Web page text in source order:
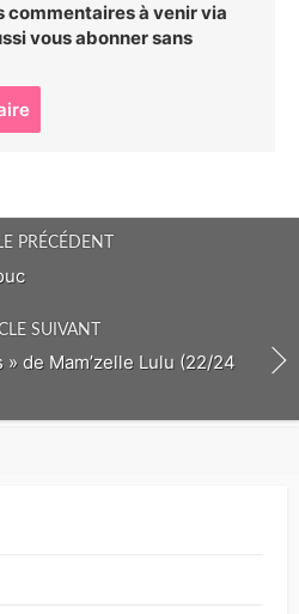
à venir via
vous abonnersans
o
m
n
PRÉCÉDENT
SUIVANT
de Mam’zelle Lulu (22/24